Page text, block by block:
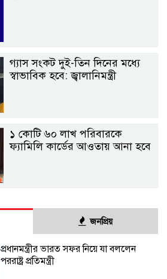
গ্যাস সংকট দুই-তিন দিনের মধ্যে
স্বাভাবিক হবে: জ্বালানিমন্ত্রী
১ কোটি ৬০ লাখ পরিবারকে
ফ্যামিলি কার্ডের আওতায় আনা হবে
জনপ্রিয়
প্রধানমন্ত্রীর ভারত সফর নিয়ে যা বললেন
পররাষ্ট্র প্রতিমন্ত্রী